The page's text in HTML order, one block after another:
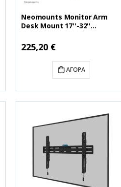
Neomounts Monitor Arm
Desk Mount 17''-32''
Ειδική
Τιμή
225,20 €
ΑΓΟΡΆ